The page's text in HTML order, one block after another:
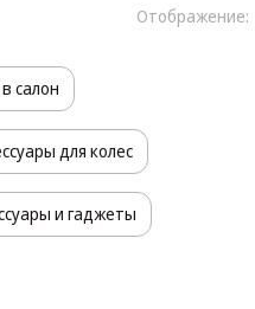
Отображение:
салон
для колес
и гаджеты